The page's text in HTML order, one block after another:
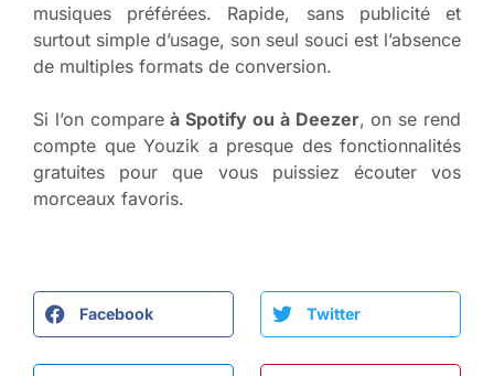
musiques préférées. Rapide, sans publicité et
surtout simple d’usage, son seul souci est l’absence
de multiples formats de conversion.
Si l’on compareà Spotify ou à Deezer, on se rend
compte que Youzik a presque des fonctionnalités
gratuites pour que vous puissiez écouter vos
morceaux favoris.
Facebook Twitter